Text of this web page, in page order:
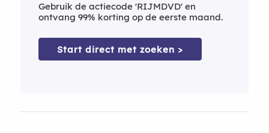
Gebruik de actiecode 'RIJMDVD' en
ontvang 99% korting op de eerste maand.
Start direct met zoeken >